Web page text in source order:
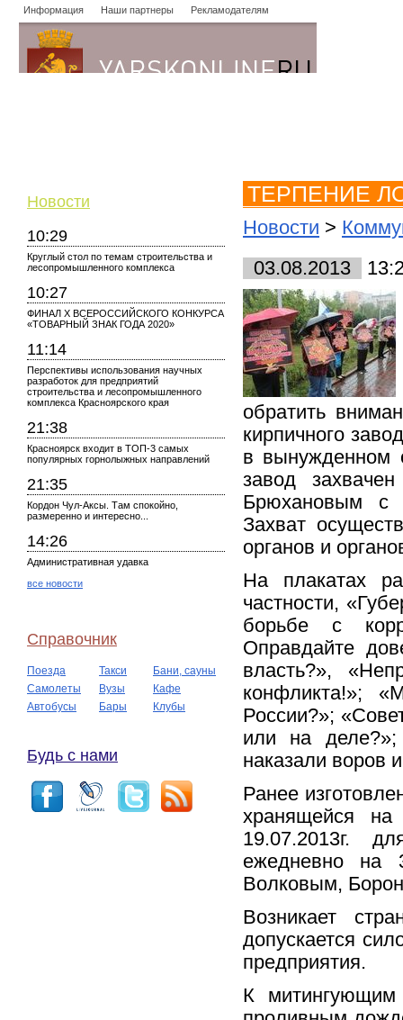
Информация Наши партнеры Рекламодателям
Новости
10:29
Круглый стол по темам строительства и
лесопромышленного комплекса
10:27
ФИНАЛ X ВСЕРОССИЙСКОГО КОНКУРСА
«ТОВАРНЫЙ ЗНАК ГОДА 2020»
11:14
Перспективы использования научных
разработок для предприятий
строительства и лесопромышленного
комплекса Красноярского края
21:38
Красноярск входит в ТОП-3 самых
популярных горнолыжных направлений
21:35
Кордон Чул-Аксы. Там спокойно,
размеренно и интересно...
14:26
Административная удавка
все новости
Справочник
Поезда Такси
Бани, сауны
Самолеты
Вузы
Кафе
Автобусы
Бары Клубы
Будь с нами
ТЕРПЕНИЕ
Новости >
03.08.2013
обратить
кирпичного
в вынужденном
завод
Брюхановым с
Захват
органов и
На плакатах
частности,
борьбе с
Оправдайте
власть?»,
конфликта!»;
России?»;
или на деле?»;
наказали воров
Ранее
хранящейся на
19.07.2013г.
ежедневно на
Волковым,
Возникает
допускается
предприятия.
К